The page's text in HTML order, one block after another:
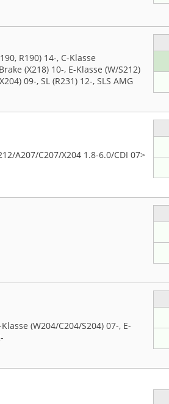
R190) 14-, C-Klasse
(X218) 10-, E-Klasse (W/S212)
09-, SL (R231) 12-, SLS AMG
A207/C207/X204 1.8-6.0/CDI 07>
(W204/C204/S204) 07-, E-